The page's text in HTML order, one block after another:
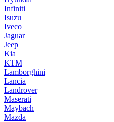
Infiniti
Isuzu
Iveco
Jaguar
Jeep
Kia
KTM
Lamborghini
Lancia
Landrover
Maserati
Maybach
Mazda